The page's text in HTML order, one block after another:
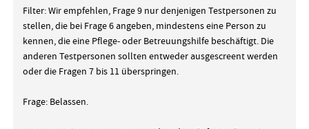
Filter: Wir empfehlen, Frage 9 nur denjenigen Testpersonen zu
stellen, die bei Frage 6 angeben, mindestens eine Person zu
kennen, die eine Pflege- oder Betreuungshilfe beschäftigt. Die
anderen Testpersonen sollten entweder ausgescreent werden
oder die Fragen 7 bis 11 überspringen.
Frage: Belassen.